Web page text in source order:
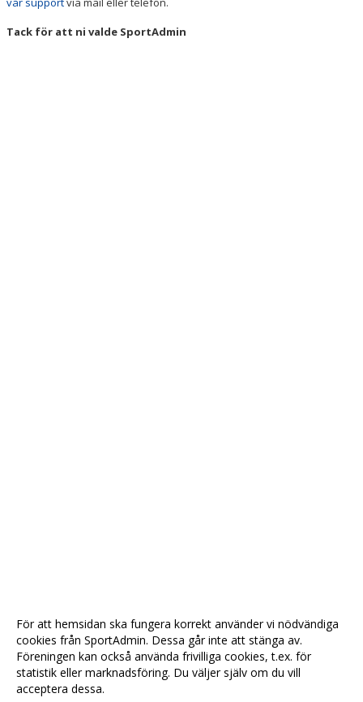
Tack för att ni valde SportAdmin
För att hemsidan ska fungera korrekt använder vi nödvändiga
cookies från SportAdmin. Dessa går inte att stänga av.
Föreningen kan också använda frivilliga cookies, t.ex. för
statistik eller marknadsföring. Du väljer själv om du vill
acceptera dessa.